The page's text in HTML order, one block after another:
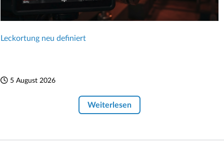
Leckortung neu definiert
5 August 2026
Weiterlesen